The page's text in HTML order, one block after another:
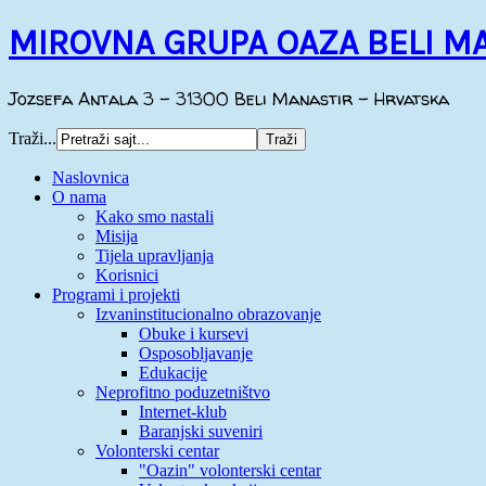
MIROVNA GRUPA OAZA BELI
Jozsefa Antala 3 - 31300 Beli Manastir - Hrvatska
Traži...
Naslovnica
O nama
Kako smo nastali
Misija
Tijela upravljanja
Korisnici
Programi i projekti
Izvaninstitucionalno obrazovanje
Obuke i kursevi
Osposobljavanje
Edukacije
Neprofitno poduzetništvo
Internet-klub
Baranjski suveniri
Volonterski centar
"Oazin" volonterski centar